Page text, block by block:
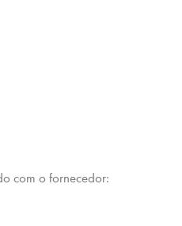
com o fornecedor: